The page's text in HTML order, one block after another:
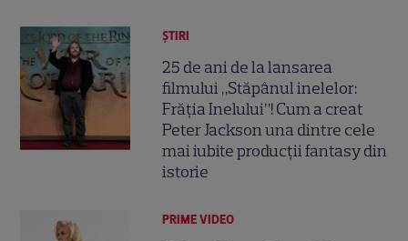
ȘTIRI
25 de ani de la lansarea
filmului „Stăpânul inelelor:
Frăția Inelului”! Cum a creat
Peter Jackson una dintre cele
mai iubite producții fantasy din
istorie
PRIME VIDEO